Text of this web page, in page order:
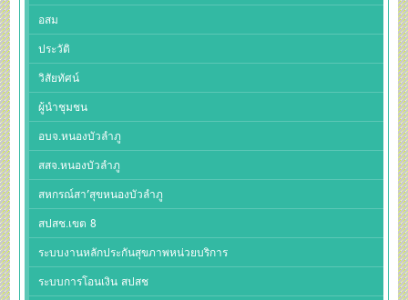
อสม
ประวัติ
วิสัยทัศน์
ผู้นำชุมชน
อบจ.หนองบัวลำภู
สสจ.หนองบัวลำภู
สหกรณ์สา’สุขหนองบัวลำภู
สปสช.เขต 8
ระบบงานหลักประกันสุขภาพหน่วยบริการ
ระบบการโอนเงิน สปสช